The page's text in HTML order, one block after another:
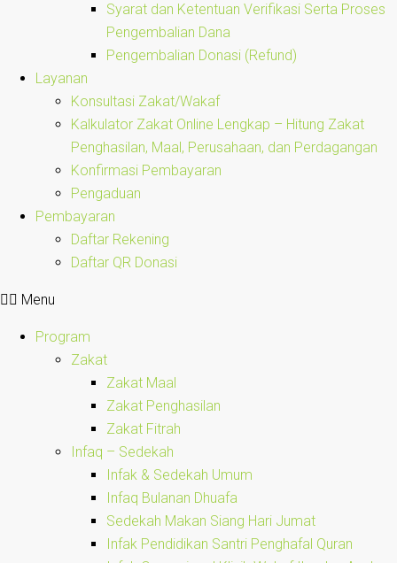
Syarat dan Ketentuan Verifikasi Serta Proses
Pengembalian Dana
Pengembalian Donasi (Refund)
Layanan
Konsultasi Zakat/Wakaf
Kalkulator Zakat Online Lengkap – Hitung Zakat
Penghasilan, Maal, Perusahaan, dan Perdagangan
Konfirmasi Pembayaran
Pengaduan
Pembayaran
Daftar Rekening
Daftar QR Donasi
Menu
Program
Zakat
Zakat Maal
Zakat Penghasilan
Zakat Fitrah
Infaq – Sedekah
Infak & Sedekah Umum
Infaq Bulanan Dhuafa
Sedekah Makan Siang Hari Jumat
Infak Pendidikan Santri Penghafal Quran